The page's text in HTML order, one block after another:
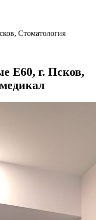
Стоматология
Е60, г. Псков,